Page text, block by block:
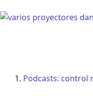
Podcasts: control